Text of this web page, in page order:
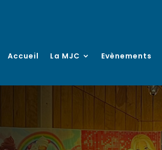
Accueil La MJC Evènements